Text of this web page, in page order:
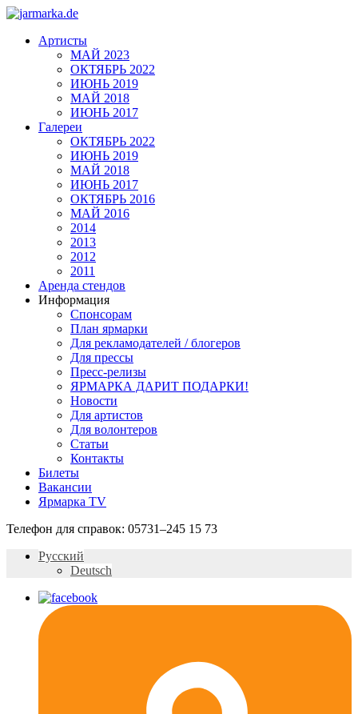
Артисты
МАЙ 2023
ОКТЯБРЬ 2022
ИЮНЬ 2019
МАЙ 2018
ИЮНЬ 2017
Галереи
ОКТЯБРЬ 2022
ИЮНЬ 2019
МАЙ 2018
ИЮНЬ 2017
ОКТЯБРЬ 2016
МАЙ 2016
2014
2013
2012
2011
Аренда стендов
Информация
Спонсорам
План ярмарки
Для рекламодателей / блогеров
Для прессы
Пресс-релизы
ЯРМАРКА ДАРИТ ПОДАРКИ!
Новости
Для артистов
Для волонтеров
Статьи
Контакты
Билеты
Вакансии
Ярмарка TV
Телефон для справок: 05731–245 15 73
Русский
Deutsch